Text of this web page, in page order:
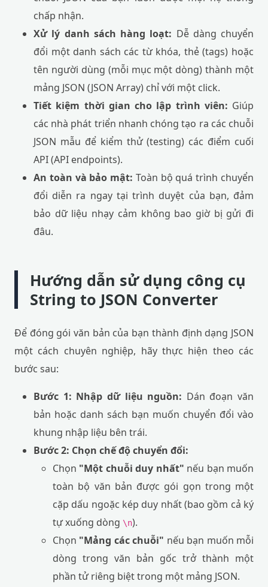
chấp nhận.
Xử lý danh sách hàng loạt: Dễ dàng chuyển
đổi một danh sách các từ khóa, thẻ (tags) hoặc
tên người dùng (mỗi mục một dòng) thành một
mảng JSON (JSON Array) chỉ với một click.
Tiết kiệm thời gian cho lập trình viên: Giúp
các nhà phát triển nhanh chóng tạo ra các chuỗi
JSON mẫu để kiểm thử (testing) các điểm cuối
API (API endpoints).
An toàn và bảo mật: Toàn bộ quá trình chuyển
đổi diễn ra ngay tại trình duyệt của bạn, đảm
bảo dữ liệu nhạy cảm không bao giờ bị gửi đi
đâu.
Hướng dẫn sử dụng công cụ
String to JSON Converter
Để đóng gói văn bản của bạn thành định dạng JSON
một cách chuyên nghiệp, hãy thực hiện theo các
bước sau:
Bước 1: Nhập dữ liệu nguồn: Dán đoạn văn
bản hoặc danh sách bạn muốn chuyển đổi vào
khung nhập liệu bên trái.
Bước 2: Chọn chế độ chuyển đổi:
Chọn "Một chuỗi duy nhất" nếu bạn muốn
toàn bộ văn bản được gói gọn trong một
cặp dấu ngoặc kép duy nhất (bao gồm cả ký
tự xuống dòng \n).
Chọn "Mảng các chuỗi" nếu bạn muốn mỗi
dòng trong văn bản gốc trở thành một
phần tử riêng biệt trong một mảng JSON.